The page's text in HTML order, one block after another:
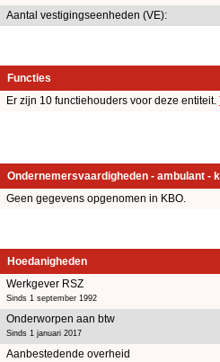
Aantal vestigingseenheden (VE):
Functies
Er zijn 10 functiehouders voor deze entiteit.
Ondernemersvaardigheden - ambulant -
Geen gegevens opgenomen in KBO.
Hoedanigheden
Werkgever RSZ
Sinds 1 september 1992
Onderworpen aan btw
Sinds 1 januari 2017
Aanbestedende overheid